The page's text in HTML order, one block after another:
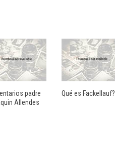
padre
Allendes
Qué es Fackellauf?